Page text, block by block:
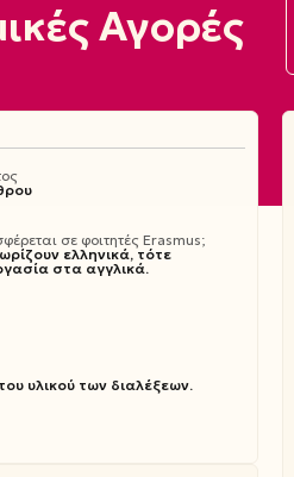
Αγορές
σε φοιτητές Erasmus;
ελληνικά, τότε
στα αγγλικά.
υλικού των διαλέξεων.